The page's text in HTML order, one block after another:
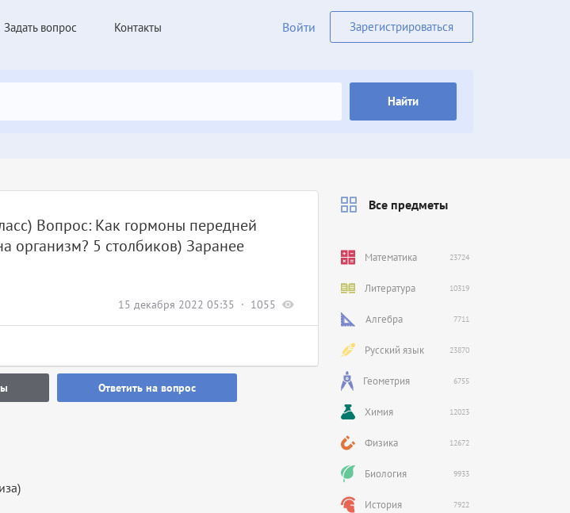
Задать вопрос Контакты Войти Зарегистрироваться
Найти
15 декабря 2022 05:35 1055
Вопрос: Как гормоны передней
организм? 5 столбиков) Заранее
Ответить на вопрос
Все предметы
Математика 23724
Литература 10319
Алгебра 7711
Русский язык 23870
Геометрия 6755
Химия 12023
Физика 12672
Биология 9933
История 7922